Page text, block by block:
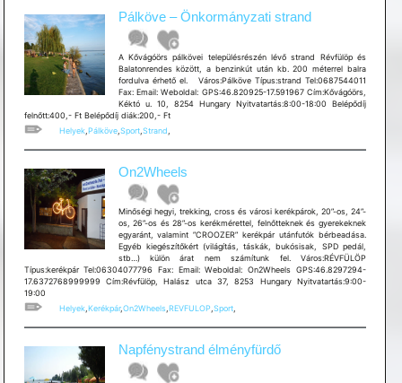
Pálköve – Önkormányzati strand
A Kővágóörs pálkövei településrészén lévő strand Révfülöp és
Balatonrendes között, a benzinkút után kb. 200 méterrel balra
fordulva érhető el. Város:Pálköve Típus:strand Tel:0687544011
Fax: Email: Weboldal: GPS:46.820925-17.591967 Cím:Kővágóörs,
Kéktó u. 10, 8254 Hungary Nyitvatartás:8:00-18:00 Belépődíj
felnőtt:400,- Ft Belépődíj diák:200,- Ft
Helyek, Pálköve, Sport, Strand
On2Wheels
Minőségi hegyi, trekking, cross és városi kerékpárok, 20”-os, 24”-
os, 26”-os és 28”-os kerékmérettel, felnőtteknek és gyerekeknek
egyaránt, valamint ”CROOZER” kerékpár utánfutók bérbeadása.
Egyéb kiegészítőkért (világítás, táskák, bukósisak, SPD pedál,
stb…) külön árat nem számítunk fel. Város:RÉVFÜLÖP
Típus:kerékpár Tel:06304077796 Fax: Email: Weboldal: On2Wheels GPS:46.8297294-
17.6372768999999 Cím:Révfülöp, Halász utca 37, 8253 Hungary Nyitvatartás:9:00-
19:00
Helyek, Kerékpár,On2Wheels, REVFULOP, Sport,
Napfénystrand élményfürdő